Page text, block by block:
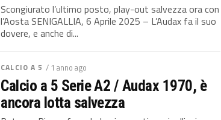
Scongiurato l’ultimo posto, play-out salvezza ora con
l’Aosta SENIGALLIA, 6 Aprile 2025 – L’Audax fa il suo
dovere, e anche di...
CALCIO A 5 / 1 anno ago
Calcio a 5 Serie A2 / Audax 1970, è
ancora lotta salvezza